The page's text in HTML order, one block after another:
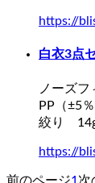
https://
白衣3点
ノーズ
PP（±5％
絞り
https://
前のページ1 次